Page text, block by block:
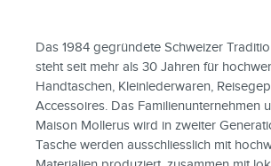
Das 1984 gegründete Schweizer
steht seit mehr als 30 Jahren für
Handtaschen, Kleinlederwaren,
Accessoires. Das Familienunternehmen
Maison Mollerus wird in zweiter
Tasche werden ausschliesslich mit